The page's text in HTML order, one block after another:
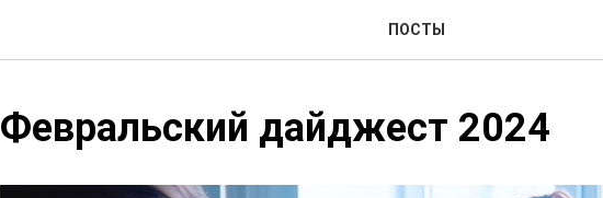
ПОСТЫ
Февральский дайджест 2024